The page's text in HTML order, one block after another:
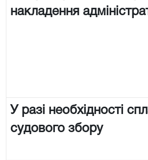
накладення
У разі необхідності
судового збору